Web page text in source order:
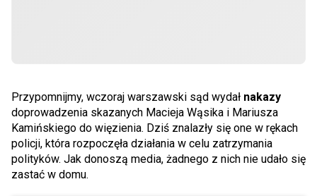
Przypomnijmy, wczoraj warszawski sąd wydał nakazy
doprowadzenia skazanych Macieja Wąsika i Mariusza
Kamińskiego do więzienia. Dziś znalazły się one w rękach
policji, która rozpoczęła działania w celu zatrzymania
polityków. Jak donoszą media, żadnego z nich nie udało się
zastać w domu.